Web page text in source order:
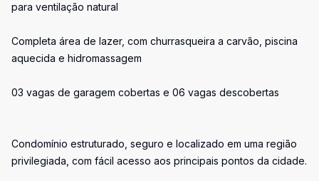
para ventilação natural
Completa área de lazer, com churrasqueira a carvão, piscina
aquecida e hidromassagem
03 vagas de garagem cobertas e 06 vagas descobertas
Condomínio estruturado, seguro e localizado em uma região
privilegiada, com fácil acesso aos principais pontos da cidade.